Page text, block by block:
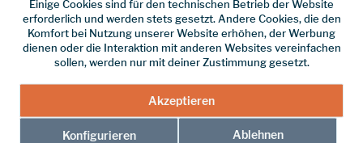
Dieser Artikel steht derzeit nicht zur Verfügung!
16,00 € *
zzgl. Versandkosten
Hersteller-Nr.: 2040-02470-1550-1
Einige Cookies sind für den technischen Betrieb der Website
erforderlich und werden stets gesetzt. Andere Cookies, die den
Komfort bei Nutzung unserer Website erhöhen, der Werbung
dienen oder die Interaktion mit anderen Websites vereinfachen
sollen, werden nur mit deiner Zustimmung gesetzt.
Akzeptieren
Konfigurieren Ablehnen